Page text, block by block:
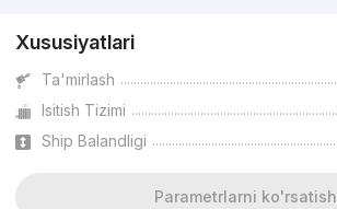
Xususiyatlari
Ta'mirlash
Isitish Tizimi
Ship Balandligi
Parametrlarni ko'rsatish